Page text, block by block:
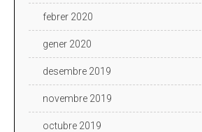
febrer 2020
gener 2020
desembre 2019
novembre 2019
octubre 2019